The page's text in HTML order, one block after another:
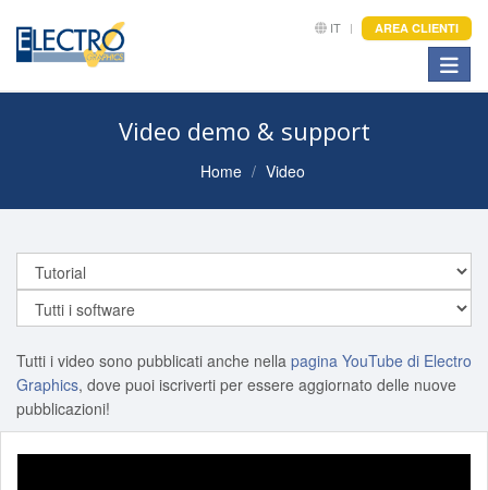
IT AREA CLIENTI
Video demo & support
Home Video
Tutti i video sono pubblicati anche nella pagina YouTube di Electro
Graphics, dove puoi iscriverti per essere aggiornato delle nuove
pubblicazioni!